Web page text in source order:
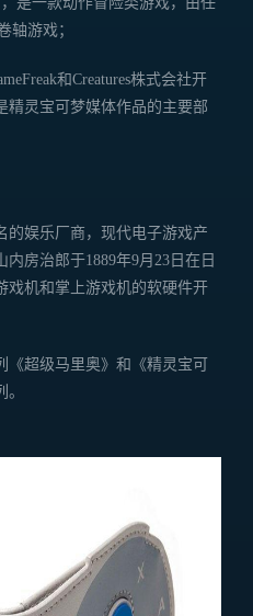
轴游戏；
和Creatures株式会社开
精灵宝可梦媒体作品的主要部
娱乐厂商，现代电子游戏产
房治郎于1889年9月23日在日
戏机和掌上游戏机的软硬件开
超级马里奥》和《精灵宝可